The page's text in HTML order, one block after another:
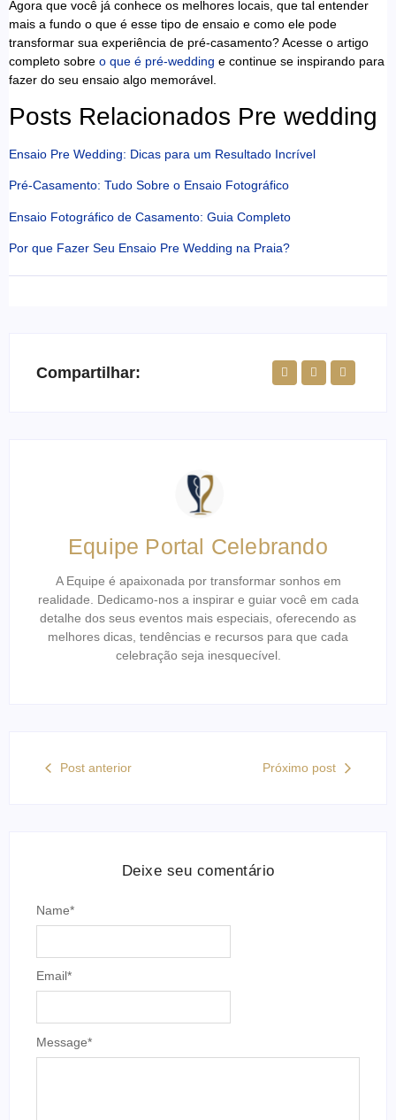
Agora que você já conhece os melhores locais, que tal entender
mais a fundo o que é esse tipo de ensaio e como ele pode
transformar sua experiência de pré-casamento? Acesse o artigo
completo sobre o que é pré-wedding e continue se inspirando para
fazer do seu ensaio algo memorável.
Posts Relacionados Pre wedding
Ensaio Pre Wedding: Dicas para um Resultado Incrível
Pré-Casamento: Tudo Sobre o Ensaio Fotográfico
Ensaio Fotográfico de Casamento: Guia Completo
Por que Fazer Seu Ensaio Pre Wedding na Praia?
Compartilhar:
Equipe Portal Celebrando
A Equipe é apaixonada por transformar sonhos em
realidade. Dedicamo-nos a inspirar e guiar você em cada
detalhe dos seus eventos mais especiais, oferecendo as
melhores dicas, tendências e recursos para que cada
celebração seja inesquecível.
Post anterior Próximo post
Deixe seu comentário
Message*
Name*
Email*